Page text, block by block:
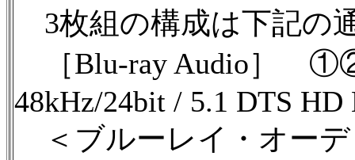
3枚組の構成は下記の
［Blu-ray Audio］ ①②
48kHz/24bit / 5.1 DTS
＜ブルーレイ・オー